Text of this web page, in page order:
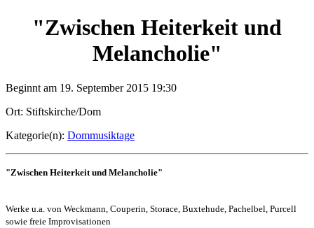
"Zwischen Heiterkeit und
Melancholie"
Beginnt am 19. September 2015 19:30
Ort: Stiftskirche/Dom
Kategorie(n): Dommusiktage
"Zwischen Heiterkeit und Melancholie"
Werke u.a. von Weckmann, Couperin, Storace, Buxtehude, Pachelbel, Purcell
sowie freie Improvisationen